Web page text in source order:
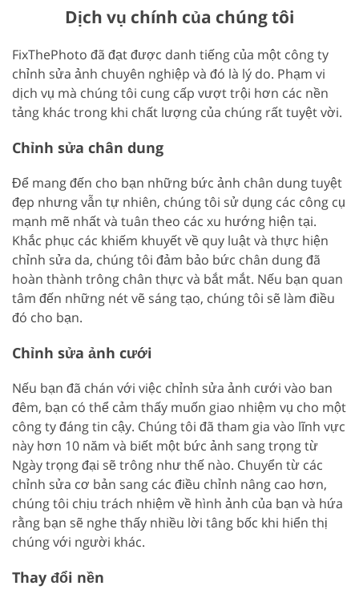
Dịch vụ chính của chúng tôi
FixThePhoto đã đạt được danh tiếng của một công ty
chỉnh sửa ảnh chuyên nghiệp và đó là lý do. Phạm vi
dịch vụ mà chúng tôi cung cấp vượt trội hơn các nền
tảng khác trong khi chất lượng của chúng rất tuyệt vời.
Chỉnh sửa chân dung
Để mang đến cho bạn những bức ảnh chân dung tuyệt
đẹp nhưng vẫn tự nhiên, chúng tôi sử dụng các công cụ
mạnh mẽ nhất và tuân theo các xu hướng hiện tại.
Khắc phục các khiếm khuyết về quy luật và thực hiện
chỉnh sửa da, chúng tôi đảm bảo bức chân dung đã
hoàn thành trông chân thực và bắt mắt. Nếu bạn quan
tâm đến những nét vẽ sáng tạo, chúng tôi sẽ làm điều
đó cho bạn.
Chỉnh sửa ảnh cưới
Nếu bạn đã chán với việc chỉnh sửa ảnh cưới vào ban
đêm, bạn có thể cảm thấy muốn giao nhiệm vụ cho một
công ty đáng tin cậy. Chúng tôi đã tham gia vào lĩnh vực
này hơn 10 năm và biết một bức ảnh sang trọng từ
Ngày trọng đại sẽ trông như thế nào. Chuyển từ các
chỉnh sửa cơ bản sang các điều chỉnh nâng cao hơn,
chúng tôi chịu trách nhiệm về hình ảnh của bạn và hứa
rằng bạn sẽ nghe thấy nhiều lời tâng bốc khi hiển thị
chúng với người khác.
Thay đổi nền